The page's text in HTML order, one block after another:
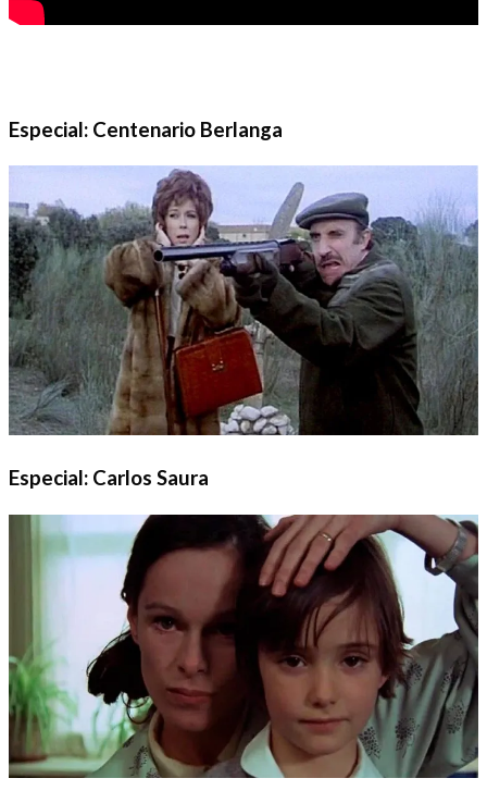
Especial: Centenario Berlanga
Especial: Carlos Saura